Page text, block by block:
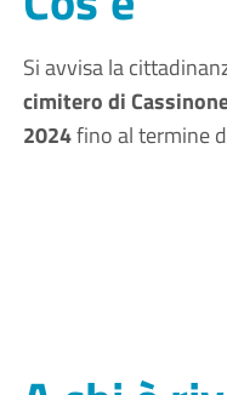
Si avvisa la
cimitero di
2024fino al termine